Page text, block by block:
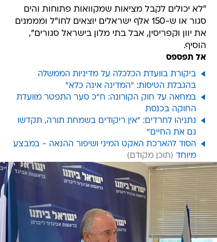
"לא יכולים לקבל מציאות שמקוואות פתוחות והים
סגור או ש-150 אלף ישראלים יוצאים לחו"ל ומממנים
את יוון וקפריסין, אבל בתי מלון בישראל סגורים",
הוסיף.
אל תפספס
ביקורת בוועדת הכלכלה על מדיניות הממשלה
בהגבלת הטיסות: "המדינה אינה כלא"
במחאה על חוק הקורונה: ח"כ סער התפטר מוועדת
החוקה בכנסת
נתניהו לחרדים: "אין ריקודים בשמחת תורה, תקדשו
גם את החיים"
הסוד להארכת האקט המיני ושיפור ההנאה - במבצע
מיוחד